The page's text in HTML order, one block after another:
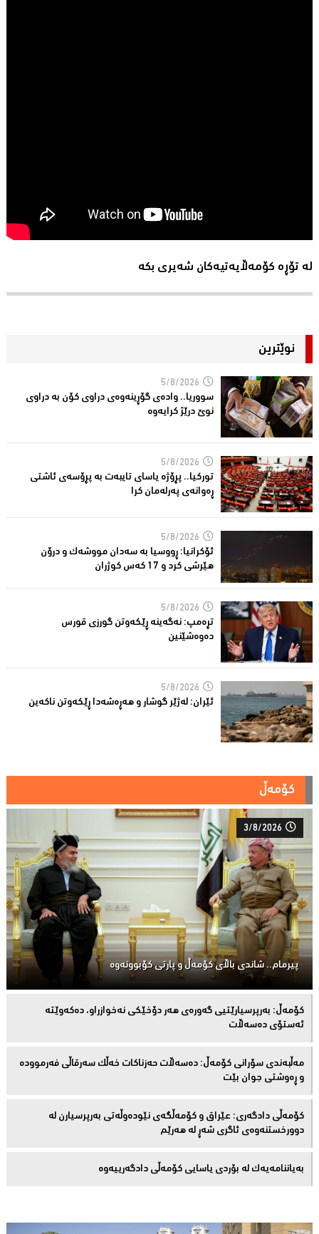
لە تۆڕە کۆمەڵایەتیەکان شەیری بکە
نوێترین
5/8/2026
سووریا.. واده‌ی گۆڕینه‌وه‌ی دراوی كۆن به‌ دراوی
نوێ درێژ كرایه‌وه‌
5/8/2026
توركیا.. پڕۆژه‌ یاسای تایبه‌ت به‌ پڕۆسه‌ی ئاشتی
ڕه‌وانه‌ی په‌رله‌مان كرا
5/8/2026
ئۆكرانیا: ڕووسیا به‌ سه‌دان مووشه‌ك و درۆن
هێرشی كرد و 17 كه‌س كوژران
5/8/2026
تڕه‌مپ: نه‌گه‌ینه‌ ڕێكه‌وتن گورزی قورس
ده‌وه‌شێنین
5/8/2026
ئێران: له‌ژێر گوشار و هەڕەشەدا ڕێکەوتن ناکەین
کۆمەڵ
3/8/2026
پیرمام.. شاندی باڵای كۆمه‌ڵ و پارتی كۆبوونه‌وه‌
كۆمەڵ: بەرپرسیارێتیی گەورەی هەر دۆخێکی نەخوازراو، دەكەوێتە
ئەستۆی دەسەڵات
مەڵبەندى سۆرانى کۆمەڵ: دەسەڵات حەزناکات خەڵک سەرقاڵى فەرموودە
و ڕەوشتى جوان بێت
کۆمەڵى دادگەرى: عێراق و كۆمەڵگەی نێودەوڵەتی بەرپرسیارن لە
دوورخستنەوەى ئاگری شەڕ لە هەرێم
بەیاننامەیەک لە بۆردی یاسایی کۆمەڵی دادگەرییەوە